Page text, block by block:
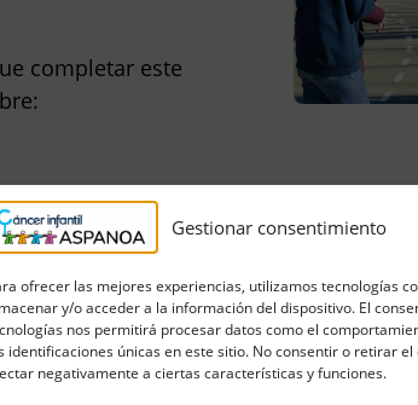
Gestionar consentimiento
ofrecer las mejores experiencias, utilizamos tecnologías
y/o acceder a la información del dispositivo. El
nos permitirá procesar datos como el
identificaciones únicas en este sitio. No consentir o retirar
negativamente a ciertas características y funciones.
completar este
: